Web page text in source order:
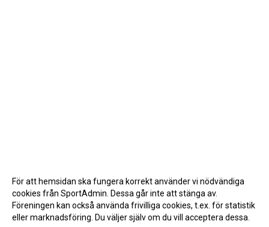
För att hemsidan ska fungera korrekt använder vi nödvändiga
cookies från SportAdmin. Dessa går inte att stänga av.
Föreningen kan också använda frivilliga cookies, t.ex. för statistik
eller marknadsföring. Du väljer själv om du vill acceptera dessa.